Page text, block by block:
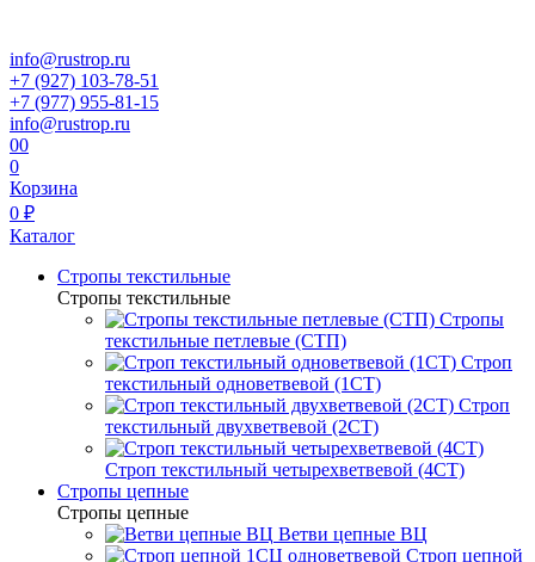
info@rustrop.ru
+7 (927) 103-78-51
+7 (977) 955-81-15
info@rustrop.ru
00
0
Корзина
0 ₽
Каталог
Стропы текстильные
Стропы текстильные
Стропы
текстильные петлевые (СТП)
Строп
текстильный одноветвевой (1СТ)
Строп
текстильный двухветвевой (2СТ)
Строп текстильный четырехветвевой (4СТ)
Стропы цепные
Стропы цепные
Ветви цепные ВЦ
Строп цепной